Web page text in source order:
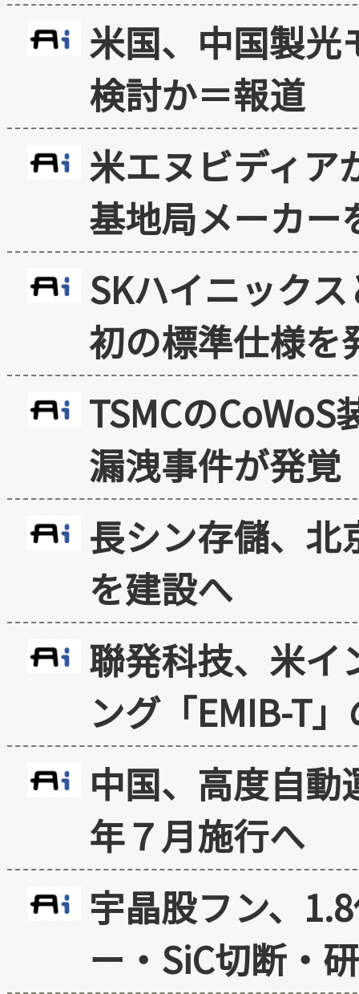
米国、中国製光
検討か＝報道
米エヌビディア
基地局メーカー
SKハイニック
初の標準仕様を
TSMCの
漏洩事件が発覚
長シン存儲、北
を建設へ
聯発科技、米イ
ング「EMIB-T
中国、高度自
年７月施行へ
宇晶股フン、
ー・SiC切断・